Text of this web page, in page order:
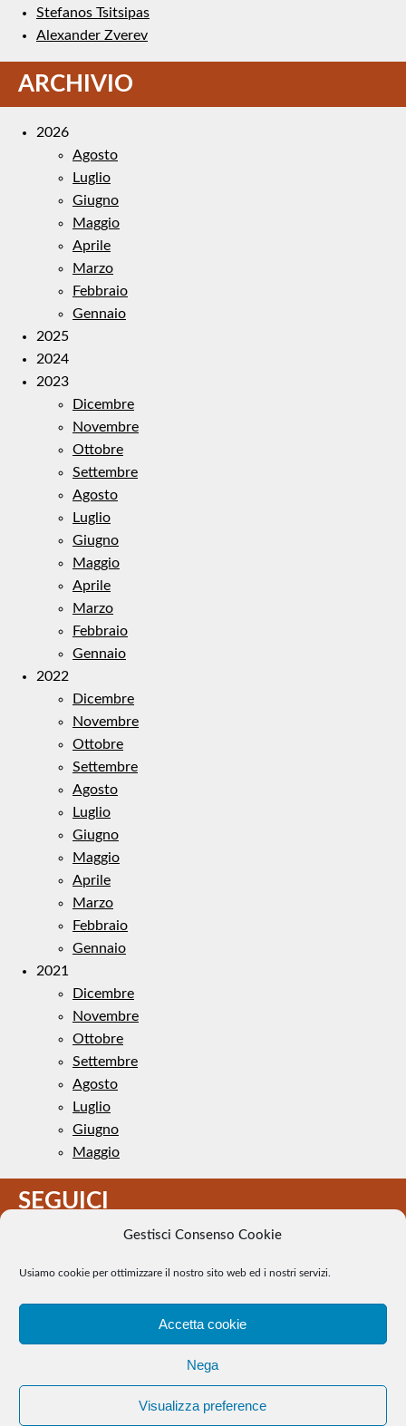
Gestisci Consenso Cookie
Usiamo cookie per ottimizzare il nostro sito web ed i nostri servizi.
Accetta cookie
Nega
Visualizza preference
Stefanos Tsitsipas
Alexander Zverev
ARCHIVIO
2026
Agosto
Luglio
Giugno
Maggio
Aprile
Marzo
Febbraio
Gennaio
2025
2024
2023
Dicembre
Novembre
Ottobre
Settembre
Agosto
Luglio
Giugno
Maggio
Aprile
Marzo
Febbraio
Gennaio
2022
Dicembre
Novembre
Ottobre
Settembre
Agosto
Luglio
Giugno
Maggio
Aprile
Marzo
Febbraio
Gennaio
2021
Dicembre
Novembre
Ottobre
Settembre
Agosto
Luglio
Giugno
Maggio
SEGUICI
pubblico dominio. Se il loro uso costituisce una violazione dei